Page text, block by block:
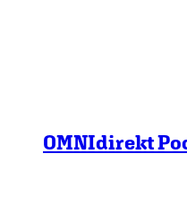
OMNIdirekt